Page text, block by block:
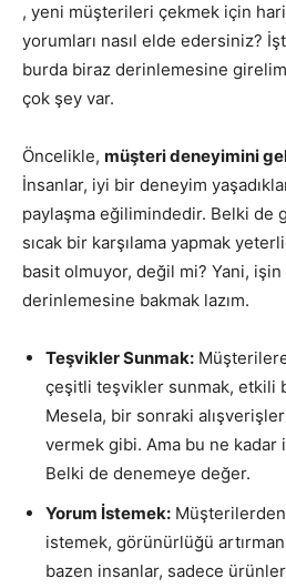
, yeni müşterileri çekmek için
yorumları nasıl elde edersiniz?
burda biraz derinlemesine
çok şey var.
Öncelikle, müşteri deneyimini
İnsanlar, iyi bir deneyim
paylaşma eğilimindedir. Belki de
sıcak bir karşılama yapmak
basit olmuyor, değil mi? Yani,
derinlemesine bakmak lazım.
Teşvikler Sunmak:
çeşitli teşvikler sunmak, etkili
Mesela, bir sonraki
vermek gibi. Ama bu ne kadar
Belki de denemeye değer.
Yorum İstemek:
istemek, görünürlüğü
bazen insanlar, sadece